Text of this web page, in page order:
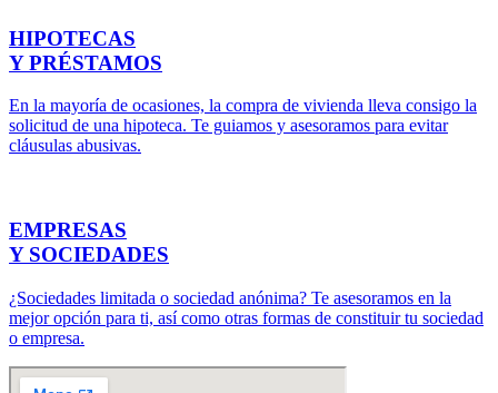
HIPOTECAS
Y PRÉSTAMOS
En la mayoría de ocasiones, la compra de vivienda lleva consigo la
solicitud de una hipoteca. Te guiamos y asesoramos para evitar
cláusulas abusivas.
EMPRESAS
Y SOCIEDADES
¿Sociedades limitada o sociedad anónima? Te asesoramos en la
mejor opción para ti, así como otras formas de constituir tu sociedad
o empresa.